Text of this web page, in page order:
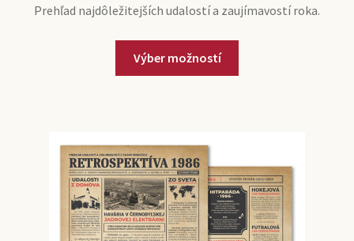
Prehľad najdôležitejších udalostí a zaujímavostí roka.
Výber možností